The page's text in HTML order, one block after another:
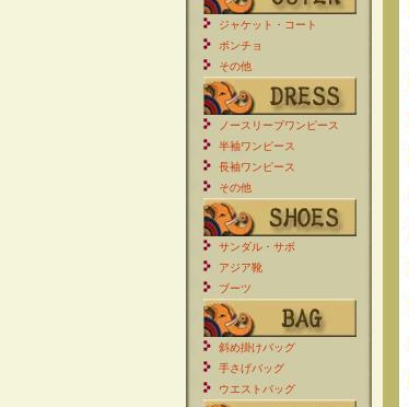
ジャケット・コート
ポンチョ
その他
ノースリーブワンピース
半袖ワンピース
長袖ワンピース
その他
サンダル・サボ
アジア靴
ブーツ
斜め掛けバッグ
手さげバッグ
ウエストバッグ